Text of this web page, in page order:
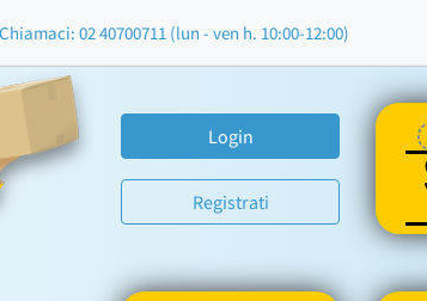
Chiamaci: 02 40700711 (lun - ven h. 10:00-12:00)
Login
Registrati